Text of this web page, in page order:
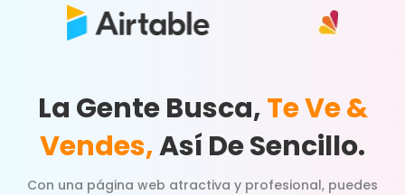
La Gente Busca,Te Ve &
Vendes,Así De Sencillo.
Con una página web atractiva y profesional, puedes